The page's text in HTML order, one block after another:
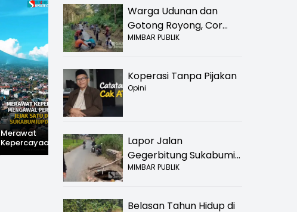
Merawat
Kepercayaan,
Mengawal
Perubahan: Jejak
Sukabumiupdate.com
Hilangnya Jejak
Kejayaan: Saat Teh
Parakansalak
Kuasai Pasar Eropa,
Kini Tinggal Sejarah
Sukabumi
Warga Udunan dan
Gotong Royong, Cor
Jalan Hancur di
MIMBAR PUBLIK
Koperasi Tanpa Pijakan
Opini
Lapor Jalan
Gegerbitung Sukabumi
Bolong! Bahaya Bagi
MIMBAR PUBLIK
Belasan Tahun Hidup di